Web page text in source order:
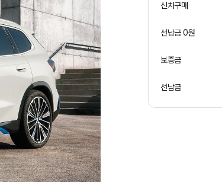
신차구매
선납금 0원
보증금
선납금